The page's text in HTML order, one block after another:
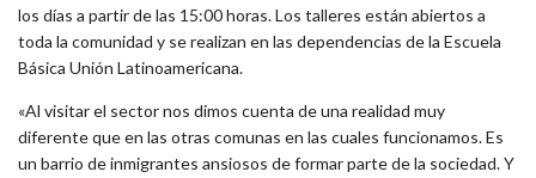
los días a partir de las 15:00 horas. Los talleres están abiertos a
toda la comunidad y se realizan en las dependencias de la Escuela
Básica Unión Latinoamericana.
«Al visitar el sector nos dimos cuenta de una realidad muy
diferente que en las otras comunas en las cuales funcionamos. Es
un barrio de inmigrantes ansiosos de formar parte de la sociedad. Y